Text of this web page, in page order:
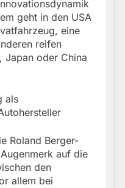
geht in den USA
eine
reifen
Japan oder China
als
Roland Berger-
auf die
den
allem bei